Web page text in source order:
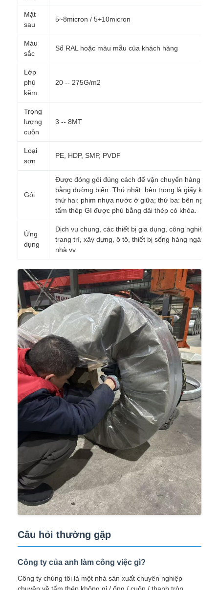
Mặt
sau
5~8micron / 5+10micron
Màu
sắc
Số RAL hoặc màu mẫu của khách hàng
Lớp
phủ
kẽm
20 -- 275G/m2
Trọng
lượng
cuộn
3 -- 8MT
Loại
sơn
PE, HDP, SMP, PVDF
Gói
Được đóng gói đúng cách để vận chuyển hàng hóa
bằng đường biển: Thứ nhất: bên trong là giấy kraft;
thứ hai: phim nhựa nước ở giữa; thứ ba: bên ngoài
tấm thép GI được phủ bằng dải thép có khóa.
Ứng
dụng
Dịch vụ chung, các thiết bị gia dụng, công nghiệp,
trang trí, xây dựng, ô tô, thiết bị sống hàng ngày, mái
nhà vv
Câu hỏi thường gặp
Công ty của anh làm công việc gì?
Công ty chúng tôi là một nhà sản xuất chuyên nghiệp